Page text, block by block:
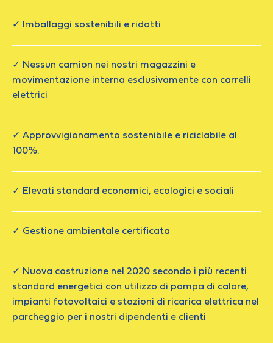
✓ Imballaggi sostenibili e ridotti
✓ Nessun camion nei nostri magazzini e
movimentazione interna esclusivamente con carrelli
elettrici
✓ Approvvigionamento sostenibile e riciclabile al
100%.
✓ Elevati standard economici, ecologici e sociali
✓ Gestione ambientale certificata
✓ Nuova costruzione nel 2020 secondo i più recenti
standard energetici con utilizzo di pompa di calore,
impianti fotovoltaici e stazioni di ricarica elettrica nel
parcheggio per i nostri dipendenti e clienti